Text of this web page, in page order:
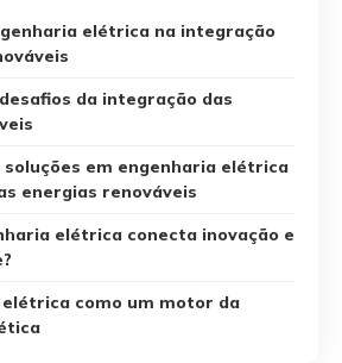
elétrica na integração
da integração das
soluções em engenharia elétrica
energias renováveis
elétrica conecta inovação e
como um motor da